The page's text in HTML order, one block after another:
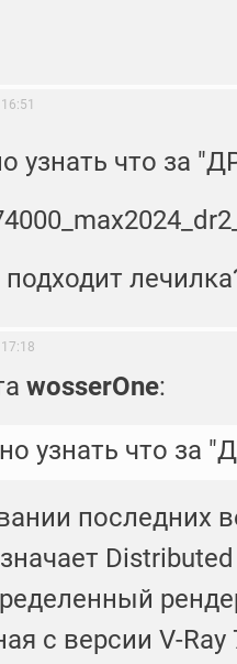
узнать что за
подходит
wosserOne:
узнать что за
последних
с версии V-Ray